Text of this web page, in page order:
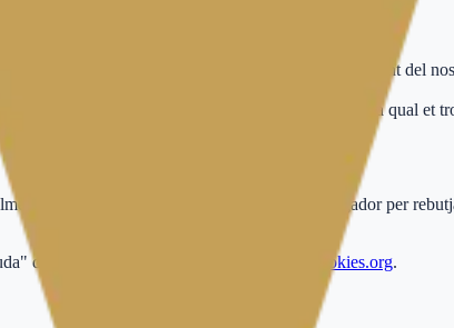
pel lloc web i utilitzar les seves funcions.
fonts de trànsit per poder mesurar i millorar el rendiment del
fas (com el teu nom d'usuari, idioma o la regió en la qual et
pots modificar la configuració del teu navegador per
del teu navegador o visitant
www.aboutcookies.org.